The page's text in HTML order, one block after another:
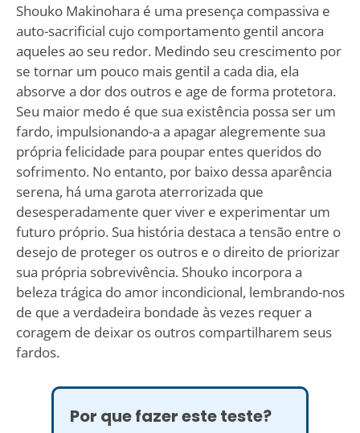
Shouko Makinohara é uma presença compassiva e
auto-sacrificial cujo comportamento gentil ancora
aqueles ao seu redor. Medindo seu crescimento por
se tornar um pouco mais gentil a cada dia, ela
absorve a dor dos outros e age de forma protetora.
Seu maior medo é que sua existência possa ser um
fardo, impulsionando-a a apagar alegremente sua
própria felicidade para poupar entes queridos do
sofrimento. No entanto, por baixo dessa aparência
serena, há uma garota aterrorizada que
desesperadamente quer viver e experimentar um
futuro próprio. Sua história destaca a tensão entre o
desejo de proteger os outros e o direito de priorizar
sua própria sobrevivência. Shouko incorpora a
beleza trágica do amor incondicional, lembrando-nos
de que a verdadeira bondade às vezes requer a
coragem de deixar os outros compartilharem seus
fardos.
Por que fazer este teste?